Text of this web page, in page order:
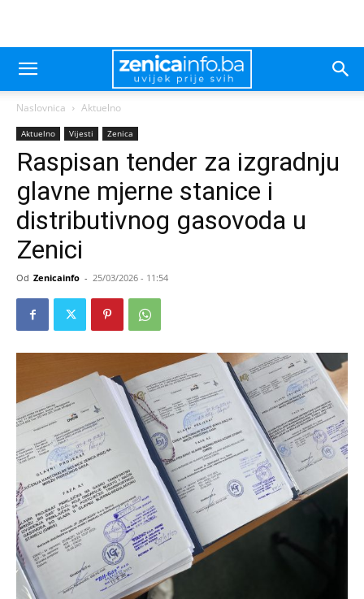
Naslovnica Aktuelno
Aktuelno Vijesti Zenica
Raspisan tender za izgradnju
glavne mjerne stanice i
distributivnog gasovoda u
Zenici
Od Zenicainfo - 25/03/2026 - 11:54